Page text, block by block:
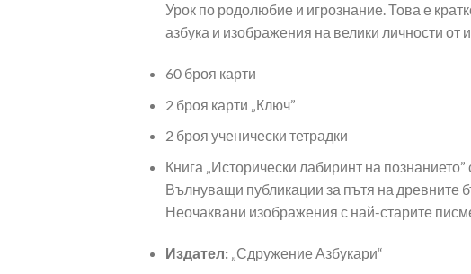
Урок по родолюбие и игрознание. Това е
азбука и изображения на велики личности от
60 броя карти
2 броя карти „Ключ”
2 броя ученически тетрадки
Книга „Исторически лабиринт на
Вълнуващи публикации за пътя на древните
Неочаквани изображения с най-старите
Издател:„Сдружение Азбукари“